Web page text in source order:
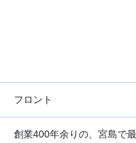
フロント
創業400年余りの、宮島で